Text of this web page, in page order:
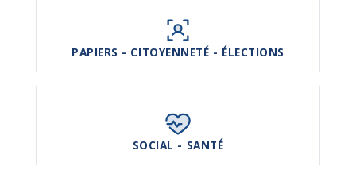
PAPIERS - CITOYENNETÉ - ÉLECTIONS
SOCIAL - SANTÉ